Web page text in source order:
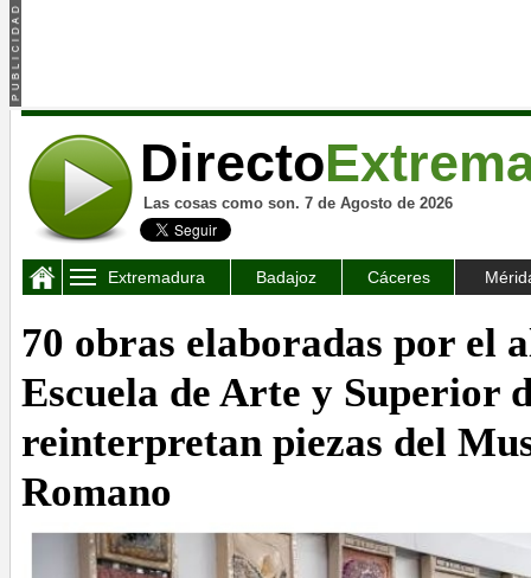
Directo
Las cosas como son. 7 de Agosto de 2026
Extremadura Badajoz Cáceres
70 obras elaboradas por el
Escuela de Arte y Superior
reinterpretan piezas del
Romano